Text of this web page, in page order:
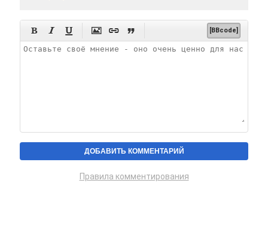
      [BBcode]
Правила комментирования